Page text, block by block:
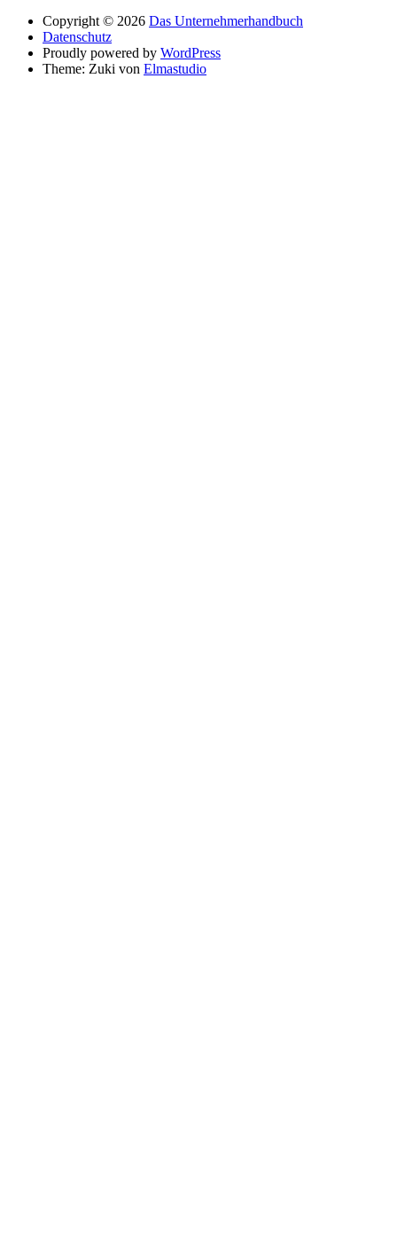
Copyright © 2026 Das Unternehmerhandbuch
Datenschutz
Proudly powered by WordPress
Theme: Zuki von Elmastudio